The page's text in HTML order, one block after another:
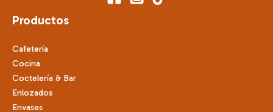
Productos
Cafetería
Cocina
Coctelería & Bar
Enlozados
Envases